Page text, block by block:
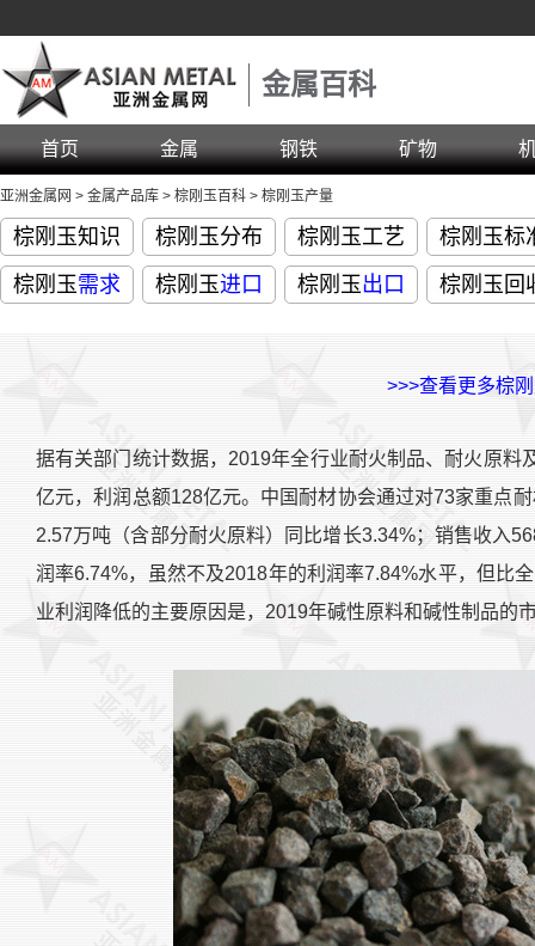
金属百科
首页 金属 钢铁 矿物
亚洲金属网 > 金属产品库 > 棕刚玉百科 > 棕刚玉产量
棕刚玉知识 棕刚玉分布 棕刚玉工艺
棕刚玉标
棕刚玉需求 棕刚玉进口 棕刚玉出口 棕刚玉回
>>>查看更多棕
据有关部门统计数据，2019年全行业耐火制品、耐火原
亿元，利润总额128亿元。中国耐材协会通过对73家重点
2.57万吨（含部分耐火原料）同比增长3.34%；销售收入
润率6.74%，虽然不及2018年的利润率7.84%水平，但比
业利润降低的主要原因是，2019年碱性原料和碱性制品的